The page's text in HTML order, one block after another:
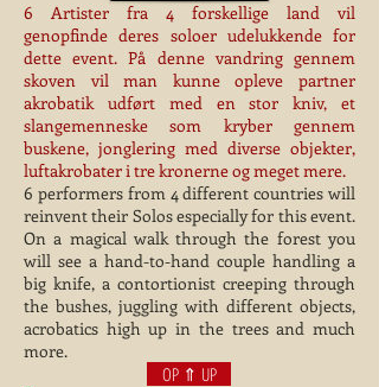
6 Artister fra 4 forskellige land vil
genopfinde deres soloer udelukkende for
dette event. På denne vandring gennem
skoven vil man kunne opleve partner
akrobatik udført med en stor kniv, et
slangemenneske som kryber gennem
buskene, jonglering med diverse objekter,
luftakrobater i tre kronerne og meget mere.
6 performers from 4 different countries will
reinvent their Solos especially for this event.
On a magical walk through the forest you
will see a hand-to-hand couple handling a
big knife, a contortionist creeping through
the bushes, juggling with different objects,
acrobatics high up in the trees and much
more.
OP ⇑ UP